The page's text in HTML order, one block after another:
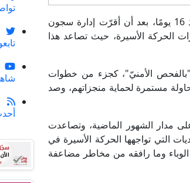
رام الله/PNN- يواصل الأسرى في سجون الاحتلال الإسرائيليّ، انتفاضتهم ضد السّجان منذ 16 يومًا، بعد أن أقرّت إدارة سجون
الحركة الأسيرة، حيث تصاعد هذا
الأمنيّ"، كجزء من خطوات
مستمرة لحماية منجزاتهم، وصد
مدار الشهور الماضية، وتصاعدت
التي تواجهها الحركة الأسيرة في
الوباء وما رافقه من مخاطر مضاعفة